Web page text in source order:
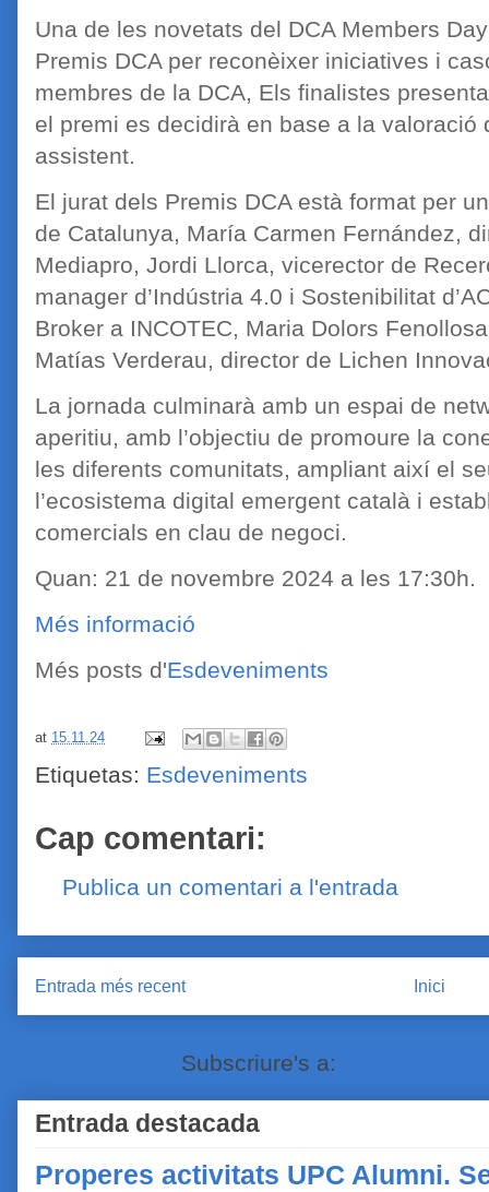
Una de les novetats del DCA Members
Premis DCA per reconèixer iniciatives i
membres de la DCA, Els finalistes
el premi es decidirà en base a la valoració
assistent.
El jurat dels Premis DCA està format per
de Catalunya, María Carmen Fernández,
Mediapro, Jordi Llorca, vicerector de
manager d’Indústria 4.0 i Sostenibilitat
Broker a INCOTEC, Maria Dolors
Matías Verderau, director de Lichen
La jornada culminarà amb un espai de
aperitiu, amb l’objectiu de promoure la
les diferents comunitats, ampliant així el
l’ecosistema digital emergent català i
comercials en clau de negoci.
Quan: 21 de novembre 2024 a les 17:30h.
Més informació
Més posts d'Esdeveniments
at 15.11.24
Etiquetas: Esdeveniments
Cap comentari:
Publica un comentari a l'entrada
Entrada més recent Inici
Subscriure's a:
Entrada destacada
Properes activitats UPC Alumni.